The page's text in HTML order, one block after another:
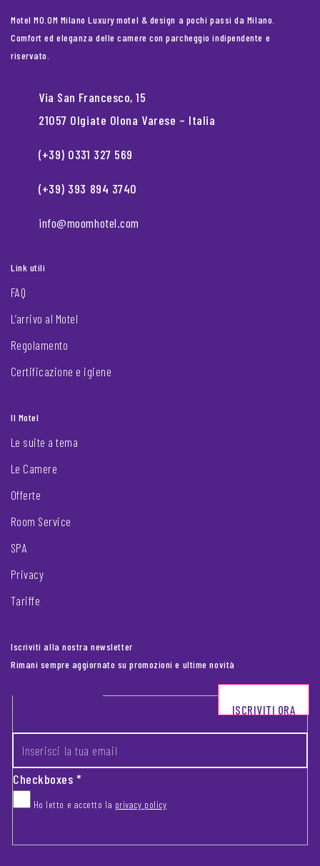
Motel MO.OM Milano Luxury motel & design a pochi passi da Milano.
Comfort ed eleganza delle camere con parcheggio indipendente e
riservato.
Via San Francesco, 15
21057 Olgiate Olona Varese – Italia
(+39) 0331 327 569
(+39) 393 894 3740
info@moomhotel.com
Link utili
FAQ
L’arrivo al Motel
Regolamento
Certificazione e igiene
Il Motel
Le suite a tema
Le Camere
Offerte
Room Service
SPA
Privacy
Tariffe
Iscriviti alla nostra newsletter
Rimani sempre aggiornato su promozioni e ultime novità
Footer newsletter
Checkboxes*
Ho letto e accetto la privacy policy
ISCRIVITI ORA